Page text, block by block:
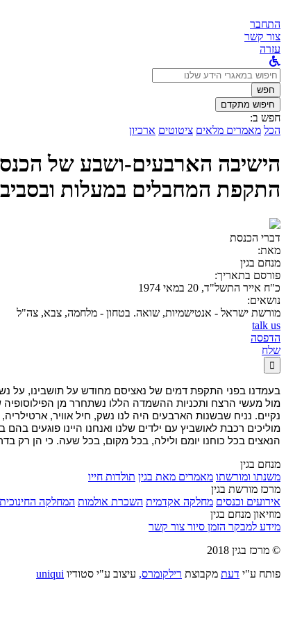
התחבר
צור קשר
עזרה
לחפש
ב:חפש
חיפוש מתקדם
חפש ב:
הכל מאמרים מלאים ציטוטים ארכיון
התקפת המחבלים במעלות
דברי הכנסת
מאת:
מנחם בגין
פורסם בתאריך:
כ"ח אייר התשל"ד, 20 במאי 1974
נושאים:
מורשת ישראל - אנטישמיות, שואה. בטחון - מלחמה, צבא, צה"ל
talk us
הדפסה
שלח

בעמדנו בפני התקפת דמים של נאציסם מחודש על תושבינו, על
מול מעשי הרצח ותכניות ההשמדה הללו נשתחרר מן הפילוסופיה
נקיים. נניח שבשנות הארבעים היה לנו נשק, חיל אוויר,
מוליכים רכבת לאושביץ עם ילדים שלנו ואנחנו היינו פוגעים
הנאצים בכל כוחנו יומם ולילה, בכל מקום, בכל שעה. כי הן רק בדרך
מנחם בגין
משנתו ומורשתו מאמרים מאת בגין תולדות חייו
מרכז מורשת בגין
אירועים וכנסים מחלקה אקדמית השכרת אולמות המחלקה החינוכית
מוזיאון מנחם בגין
מידע למבקר הזמן סיור צור קשר
© מרכז בגין 2018
פותח ע"י דעת מקבוצת רילקומרס, עיצוב ע"י סטודיו uniqui